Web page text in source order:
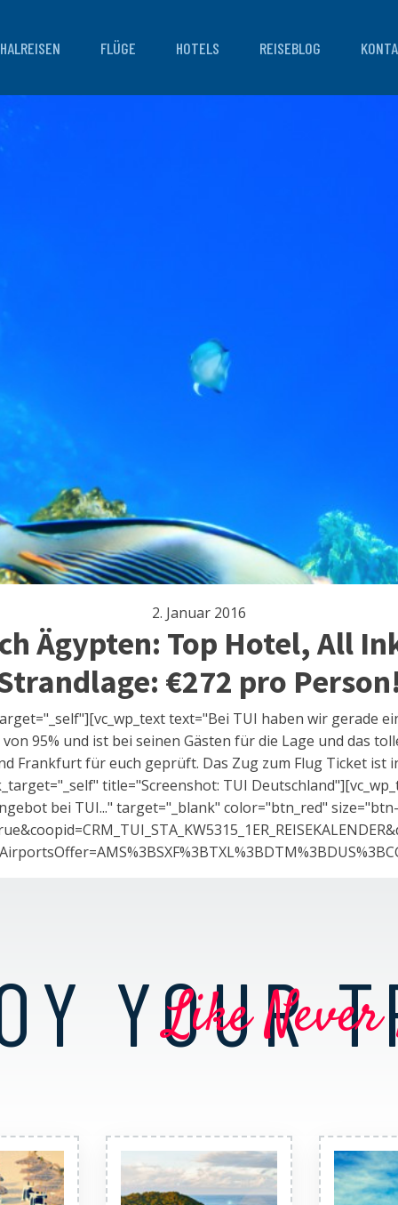
FLÜGE HOTELS REISEBLOG
2. Januar 2016
Ägypten: Top Hotel, All
€272 pro Person!
text="Bei TUI haben wir
95% und ist bei seinen Gästen für die Lage und das
Frankfurt für euch geprüft. Das Zug zum Flug Ticket
title="Screenshot: TUI
bei TUI..." target="_blank" color="btn_red"
YOUR
Like